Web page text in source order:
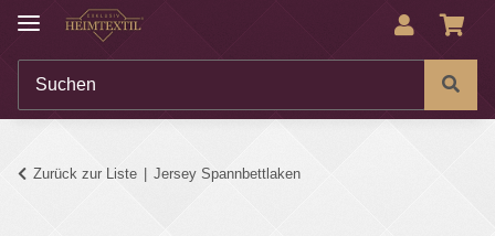
Zurück zur Liste Jersey Spannbettlaken